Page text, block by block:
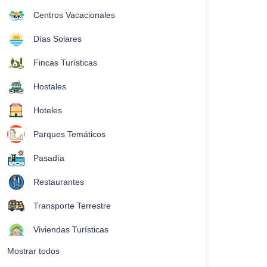
Centros Vacacionales
Días Solares
Fincas Turísticas
Hostales
Hoteles
Parques Temáticos
Pasadía
Restaurantes
Transporte Terrestre
Viviendas Turísticas
Mostrar todos